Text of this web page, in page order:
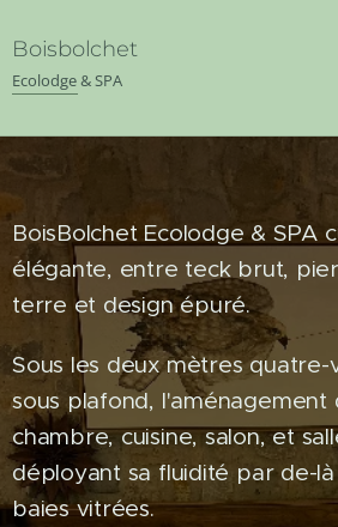
Boisbolchet
Ecolodge & SPA
BoisBolchet Ecolodge & SPA
élégante, entre teck brut,
terre et design épuré.
Sous les deux mètres
sous plafond, l'aménagement
chambre, cuisine, salon, et
déployant sa fluidité par de-
baies vitrées.